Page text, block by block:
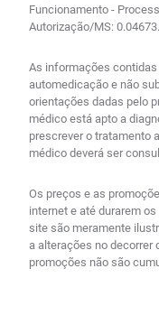
Funcionamento -
Autorização/MS:
As informações
automedicação e não
orientações dadas pelo
médico está apto a
prescrever o tratamento
médico deverá ser
Os preços e as
internet e até durarem
site são meramente
a alterações no decorrer
promoções não são